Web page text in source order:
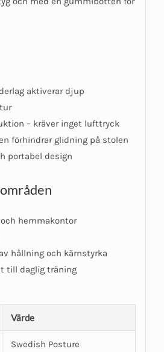
aktiverar djup
– kräver inget lufttryck
förhindrar glidning på stolen
portabel design
hemmakontor
hållning och kärnstyrka
till daglig träning
Värde
Swedish Posture